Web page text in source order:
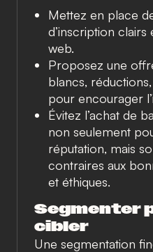
Mettez en place
d’inscription clairs
web.
Proposez une
blancs,
pour encourager
Évitez l’achat de
non seulement
réputation, mais
contraires aux
et éthiques.
Segmenter
cibler
Une segmentation